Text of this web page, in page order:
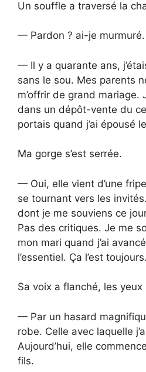
Un souffle a traversé la
— Pardon ? ai-je murmuré.
— Il y a quarante ans,
sans le sou. Mes parents
m’offrir de grand mariage.
dans un dépôt-vente du
portais quand j’ai épousé
Ma gorge s’est serrée.
— Oui, elle vient d’une
se tournant vers les
dont je me souviens ce
Pas des critiques. Je me
mon mari quand j’ai
l’essentiel. Ça l’est toujours.
Sa voix a flanché, les yeux
— Par un hasard
robe. Celle avec laquelle
Aujourd’hui, elle
fils.